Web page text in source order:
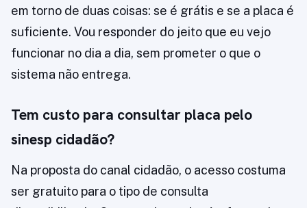
em torno de duas coisas: se é grátis e se a placa é
suficiente. Vou responder do jeito que eu vejo
funcionar no dia a dia, sem prometer o que o
sistema não entrega.
Tem custo para consultar placa pelo
sinesp cidadão?
Na proposta do canal cidadão, o acesso costuma
ser gratuito para o tipo de consulta